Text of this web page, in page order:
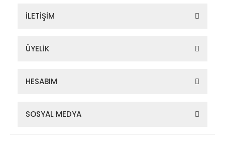
İLETİŞİM
ÜYELİK
HESABIM
SOSYAL MEDYA